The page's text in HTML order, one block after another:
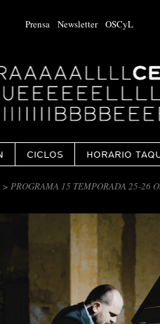
Prensa Newsletter OSCyL
CICLOS HORARIO
> PROGRAMA 15 TEMPORADA 25-26